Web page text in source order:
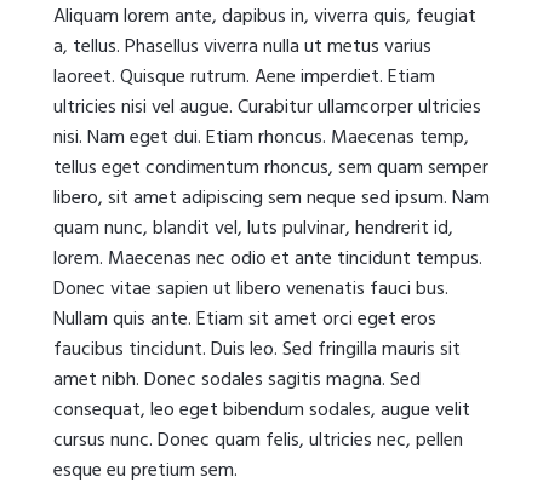
Aliquam lorem ante, dapibus in, viverra quis, feugiat
a, tellus. Phasellus viverra nulla ut metus varius
laoreet. Quisque rutrum. Aene imperdiet. Etiam
ultricies nisi vel augue. Curabitur ullamcorper ultricies
nisi. Nam eget dui. Etiam rhoncus. Maecenas temp,
tellus eget condimentum rhoncus, sem quam semper
libero, sit amet adipiscing sem neque sed ipsum. Nam
quam nunc, blandit vel, luts pulvinar, hendrerit id,
lorem. Maecenas nec odio et ante tincidunt tempus.
Donec vitae sapien ut libero venenatis fauci bus.
Nullam quis ante. Etiam sit amet orci eget eros
faucibus tincidunt. Duis leo. Sed fringilla mauris sit
amet nibh. Donec sodales sagitis magna. Sed
consequat, leo eget bibendum sodales, augue velit
cursus nunc. Donec quam felis, ultricies nec, pellen
esque eu pretium sem.